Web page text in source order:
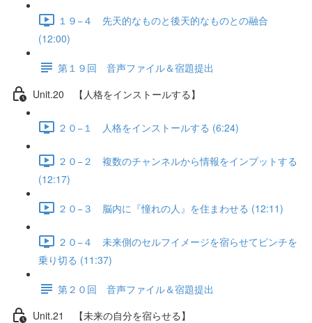
１９−４ 先天的なものと後天的なものとの融合
(12:00)
第１９回 音声ファイル＆宿題提出
Unit.20 【人格をインストールする】
２０−１ 人格をインストールする (6:24)
２０−２ 複数のチャンネルから情報をインプットする
(12:17)
２０−３ 脳内に『憧れの人』を住まわせる (12:11)
２０−４ 未来側のセルフイメージを宿らせてピンチを
乗り切る (11:37)
第２０回 音声ファイル＆宿題提出
Unit.21 【未来の自分を宿らせる】